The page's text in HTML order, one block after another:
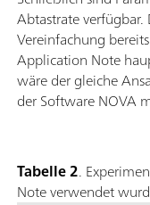
Abtastrate
Vereinfachung
Application Note
wäre der gleiche
der Software NOVA
Tabelle 2.
Note verwendet